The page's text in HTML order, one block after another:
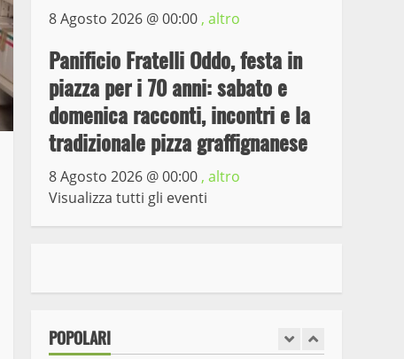
8 Agosto 2026 @00:00 , altro
Panificio Fratelli Oddo, festa in
piazza per i 70 anni: sabato e
domenica racconti, incontri e la
tradizionale pizza graffignanese
8 Agosto 2026 @00:00 , altro
Visualizza tutti gli eventi
POPOLARI
6
Trasporto pubblico locale,
terminal Riello dal 15 al
17 giugno
15 Giugno 2023
7
Giochi Sportivi
Studenteschi di Atletica a
Viterbo
10 Maggio 2023
fini di spaccio di sostanze